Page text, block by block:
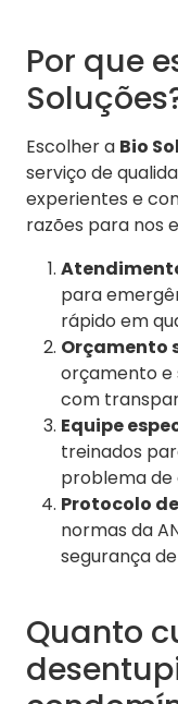
Por que
Escolher a Bio
serviço de
experientes e
razões para nos
para
rápido em
Orçamento
orçamento e
com
Equipe
treinados
problema de
Protocolo
normas da
segurança
Quanto